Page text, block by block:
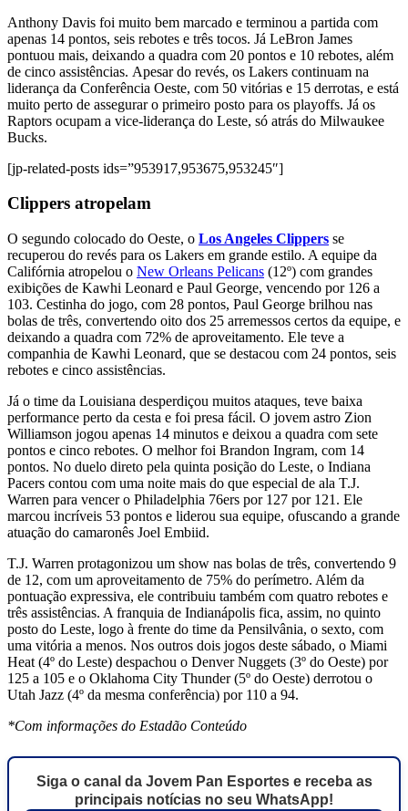
Anthony Davis foi muito bem marcado e terminou a partida com
apenas 14 pontos, seis rebotes e três tocos. Já LeBron James
pontuou mais, deixando a quadra com 20 pontos e 10 rebotes, além
de cinco assistências. Apesar do revés, os Lakers continuam na
liderança da Conferência Oeste, com 50 vitórias e 15 derrotas, e está
muito perto de assegurar o primeiro posto para os playoffs. Já os
Raptors ocupam a vice-liderança do Leste, só atrás do Milwaukee
Bucks.
[jp-related-posts ids=”953917,953675,953245″]
Clippers atropelam
O segundo colocado do Oeste, o Los Angeles Clippers se
recuperou do revés para os Lakers em grande estilo. A equipe da
Califórnia atropelou o New Orleans Pelicans (12º) com grandes
exibições de Kawhi Leonard e Paul George, vencendo por 126 a
103. Cestinha do jogo, com 28 pontos, Paul George brilhou nas
bolas de três, convertendo oito dos 25 arremessos certos da equipe, e
deixando a quadra com 72% de aproveitamento. Ele teve a
companhia de Kawhi Leonard, que se destacou com 24 pontos, seis
rebotes e cinco assistências.
Já o time da Louisiana desperdiçou muitos ataques, teve baixa
performance perto da cesta e foi presa fácil. O jovem astro Zion
Williamson jogou apenas 14 minutos e deixou a quadra com sete
pontos e cinco rebotes. O melhor foi Brandon Ingram, com 14
pontos. No duelo direto pela quinta posição do Leste, o Indiana
Pacers contou com uma noite mais do que especial de ala T.J.
Warren para vencer o Philadelphia 76ers por 127 por 121. Ele
marcou incríveis 53 pontos e liderou sua equipe, ofuscando a grande
atuação do camaronês Joel Embiid.
T.J. Warren protagonizou um show nas bolas de três, convertendo 9
de 12, com um aproveitamento de 75% do perímetro. Além da
pontuação expressiva, ele contribuiu também com quatro rebotes e
três assistências. A franquia de Indianápolis fica, assim, no quinto
posto do Leste, logo à frente do time da Pensilvânia, o sexto, com
uma vitória a menos. Nos outros dois jogos deste sábado, o Miami
Heat (4º do Leste) despachou o Denver Nuggets (3º do Oeste) por
125 a 105 e o Oklahoma City Thunder (5º do Oeste) derrotou o
Utah Jazz (4º da mesma conferência) por 110 a 94.
*Com informações do Estadão Conteúdo
Siga o canal da Jovem Pan Esportes e receba as
principais notícias no seu WhatsApp!